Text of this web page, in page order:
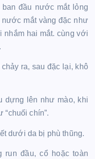
đầu nước mắt lỏng
mắt vàng đặc như
nhắm hai mắt. cùng với
ra, sau đặc lại, khô
dựng lên như mào, khi
“chuối chín”.
dưới da bị phù thũng.
đầu, cổ hoặc toàn